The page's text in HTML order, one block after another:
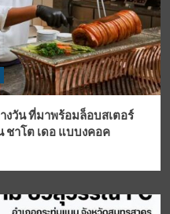
วัน ที่มาพร้อมล็อบสเตอร์
ชาโต เดอ แบบงคอค